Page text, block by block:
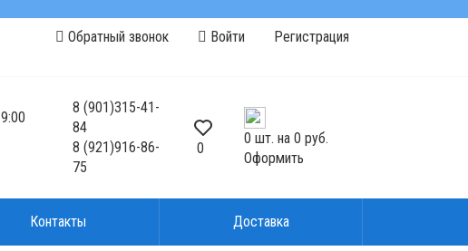
Обратный звонок Войти Регистрация
8(901)315-41-
84
8(921)916-86-
75
0
0 шт. на 0 руб.
Оформить
Контакты Доставка